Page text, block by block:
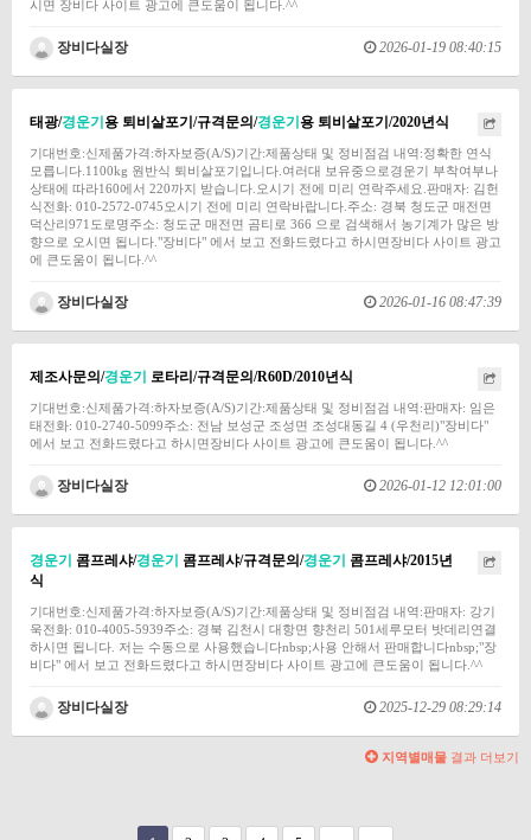
시면 장비다 사이트 광고에 큰도움이 됩니다.^^
장비다실장 2026-01-19 08:40:15
태광/경운기용 퇴비살포기/규격문의/경운기용 퇴비살포기/2020년식
기대번호:신제품가격:하자보증(A/S)기간:제품상태 및 정비점검 내역:정확한 연식
모릅니다.1100kg 원반식 퇴비살포기입니다.여러대 보유중으로경운기 부착여부나
상태에 따라160에서 220까지 받습니다.오시기 전에 미리 연락주세요.판매자: 김헌
식전화: 010-2572-0745오시기 전에 미리 연락바랍니다.주소: 경북 청도군 매전면
덕산리971도로명주소: 청도군 매전면 곰티로 366 으로 검색해서 농기계가 많은 방
향으로 오시면 됩니다."장비다" 에서 보고 전화드렸다고 하시면장비다 사이트 광고
에 큰도움이 됩니다.^^
장비다실장 2026-01-16 08:47:39
제조사문의/경운기 로타리/규격문의/R60D/2010년식
기대번호:신제품가격:하자보증(A/S)기간:제품상태 및 정비점검 내역:판매자: 임은
태전화: 010-2740-5099주소: 전남 보성군 조성면 조성대동길 4 (우천리)"장비다"
에서 보고 전화드렸다고 하시면장비다 사이트 광고에 큰도움이 됩니다.^^
장비다실장 2026-01-12 12:01:00
경운기 콤프레샤/경운기 콤프레샤/규격문의/경운기 콤프레샤/2015년
식
기대번호:신제품가격:하자보증(A/S)기간:제품상태 및 정비점검 내역:판매자: 강기
욱전화: 010-4005-5939주소: 경북 김천시 대항면 향천리 501세루모터 밧데리연결
하시면 됩니다. 저는 수동으로 사용했습니다nbsp;사용 안해서 판매합니다nbsp;"장
비다" 에서 보고 전화드렸다고 하시면장비다 사이트 광고에 큰도움이 됩니다.^^
장비다실장 2025-12-29 08:29:14
지역별매물 결과 더보기